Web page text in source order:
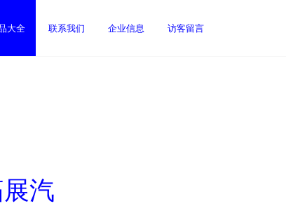
大全 联系我们 企业信息 访客留言
汽